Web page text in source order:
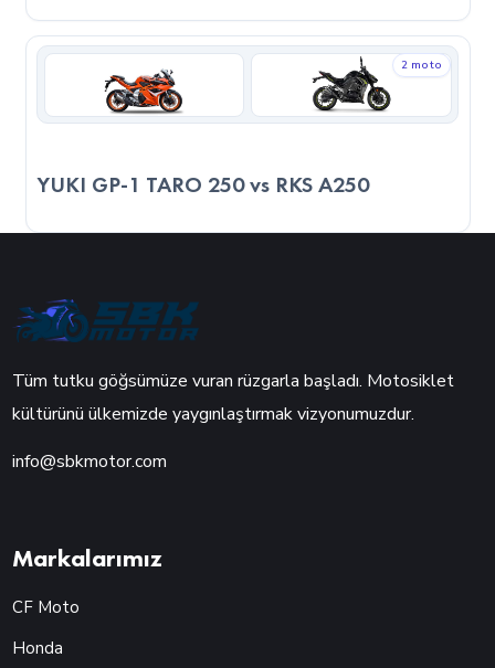
2 moto
YUKI GP-1 TARO 250 vs RKS A250
Tüm tutku göğsümüze vuran rüzgarla başladı. Motosiklet
kültürünü ülkemizde yaygınlaştırmak vizyonumuzdur.
info@sbkmotor.com
Markalarımız
CF Moto
Honda